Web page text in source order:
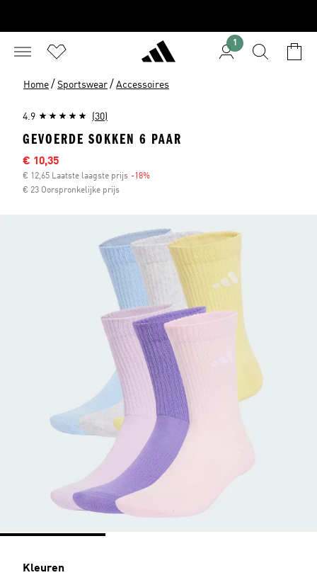
1
Home / Sportswear / Accessoires
4.9 (30)
GEVOERDE SOKKEN 6 PAAR
Sale price
€ 10,35
€ 12,65 Laatste laagste prijs -18%
€ 23 Oorspronkelijke prijs
Kleuren